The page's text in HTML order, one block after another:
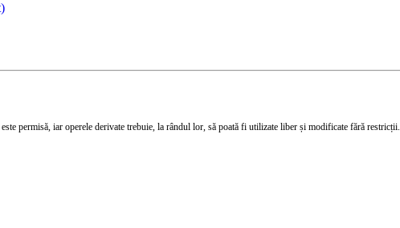
permisă, iar operele derivate trebuie, la rândul lor, să poată fi utilizate liber și modificate fără restricții.